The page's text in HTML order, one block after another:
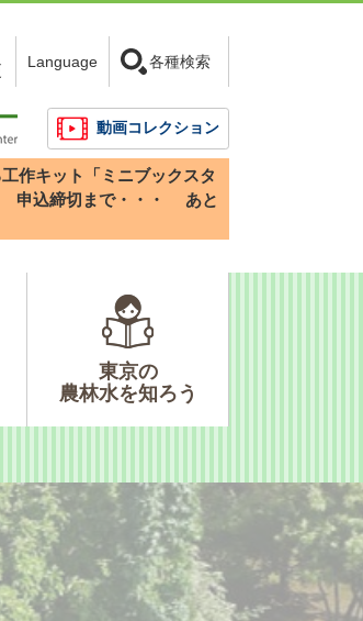
Language 各種検索
動画コレクション
作キット「ミニブックスタ
申込締切まで・・・
あと
東京の
農林水を知ろう